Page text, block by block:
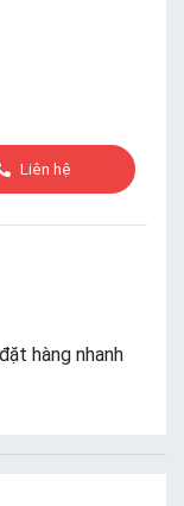
Liên hệ
hàng nhanh